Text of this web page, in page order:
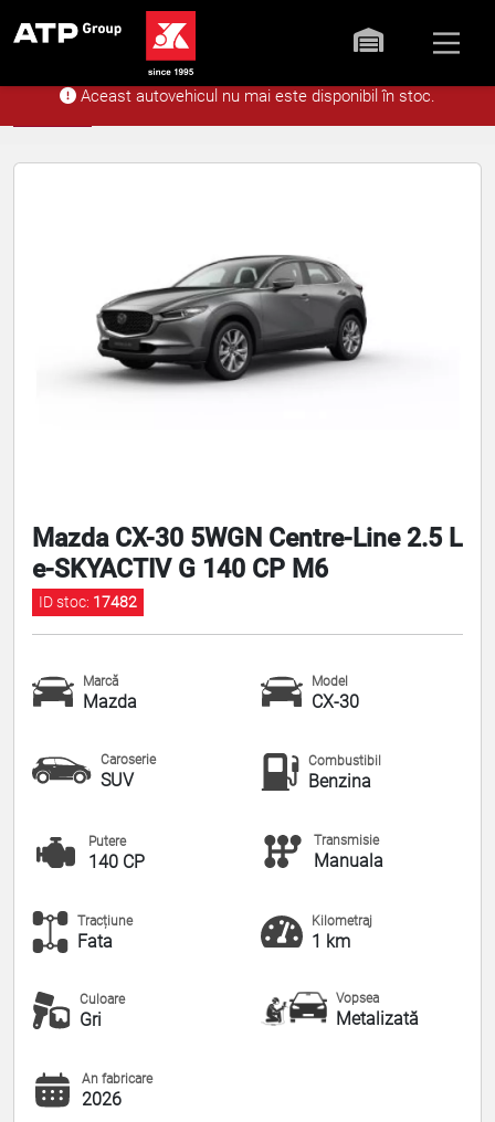
Aceast autovehicul nu mai este disponibil în stoc.
Acasă Stoc Mazda CX-30 5WGN
Mazda CX-30 5WGN Centre-Line 2.5 L
e-SKYACTIV G 140 CP M6
ID stoc: 17482
Marcă
Mazda
Model
CX-30
Caroserie
SUV
Combustibil
Benzina
Putere
140 CP
Transmisie
Manuala
Tracțiune
Fata
Kilometraj
1 km
Culoare
Gri
Vopsea
Metalizată
An fabricare
2026